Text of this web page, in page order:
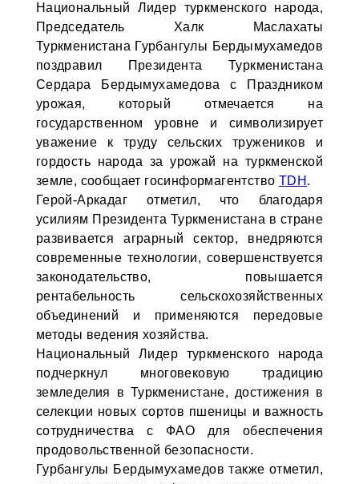
Национальный Лидер туркменского народа,
Председатель Халк Маслахаты
Туркменистана Гурбангулы Бердымухамедов
поздравил Президента Туркменистана
Сердара Бердымухамедова с Праздником
урожая, который отмечается на
государственном уровне и символизирует
уважение к труду сельских тружеников и
гордость народа за урожай на туркменской
земле, сообщает госинформагентство TDH .
Герой-Аркадаг отметил, что благодаря
усилиям Президента Туркменистана в стране
развивается аграрный сектор, внедряются
современные технологии, совершенствуется
законодательство, повышается
рентабельность сельскохозяйственных
объединений и применяются передовые
методы ведения хозяйства.
Национальный Лидер туркменского народа
подчеркнул многовековую традицию
земледелия в Туркменистане, достижения в
селекции новых сортов пшеницы и важность
сотрудничества с ФАО для обеспечения
продовольственной безопасности.
Гурбангулы Бердымухамедов также отметил,